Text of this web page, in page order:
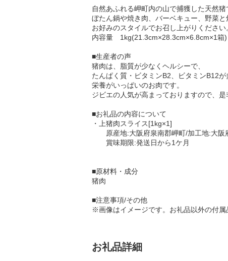
自然あふれる岬町内の山で捕獲した天然猪
ぼたん鍋や焼き肉、バーベキュー、野菜と
お好みのスタイルでお召し上がりください
内容量 1kg(21.3cm×28.3cm×6.8cm×1箱)
■生産者の声
猪肉は、脂質が少なくヘルシーで、
たんぱく質・ビタミンB2、ビタミンB12
栄養がいっぱいのお肉です。
ジビエの人気が高まっておりますので、
■お礼品の内容について
・上猪肉スライス[1kg×1]
原産地:大阪府泉南郡岬町/加工地:大阪
賞味期限:発送日から1ケ月
■原材料・成分
猪肉
■注意事項/その他
※画像はイメージです。お礼品以外の付属
お礼品詳細